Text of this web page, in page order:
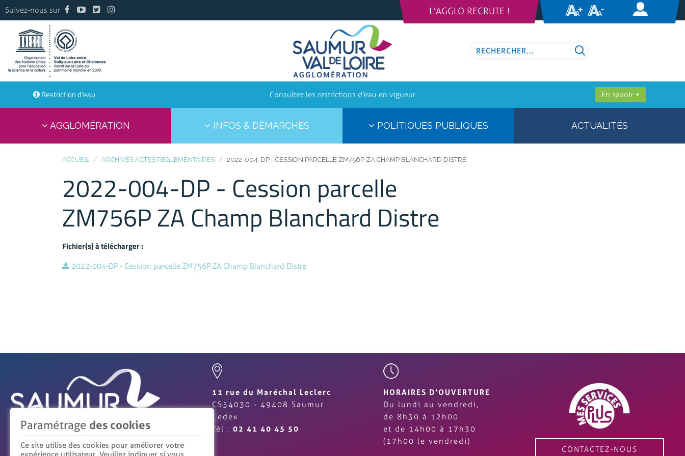
Suivez-nous sur L'AGGLO RECRUTE !
Restriction d'eau Consultez les restrictions d'eau en vigueur En savoir +
AGGLOMÉRATION INFOS & DÉMARCHES POLITIQUES PUBLIQUES ACTUALITÉS
ACCUEIL ARCHIVES ACTES REGLEMENTAIRES 2022-004-DP - CESSION PARCELLE ZM756P ZA CHAMP BLANCHARD DISTRE
2022-004-DP - Cession parcelle
ZM756P ZA Champ Blanchard Distre
Fichier(s) à télécharger :
2022-004-DP - Cession parcelle ZM756P ZA Champ Blanchard Distre
Paramétrage des cookies
Ce site utilise des cookies pour améliorer votre
11 rue du Maréchal Leclerc
CS54030 - 49408 Saumur
Cedex
Tél : 02 41 40 45 50
HORAIRES D'OUVERTURE
Du lundi au vendredi,
de 8h30 à 12h00
et de 14h00 à 17h30
(17h00 le vendredi)
CONTACTEZ-NOUS